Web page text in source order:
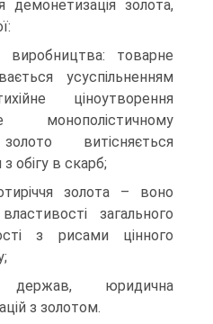
демонетизація золота,
виробництва: товарне
усуспільненням
ціноутворення
монополістичному
витісняється
обігу в скарб;
золота – воно
загального
з рисами цінного
юридична
з золотом.